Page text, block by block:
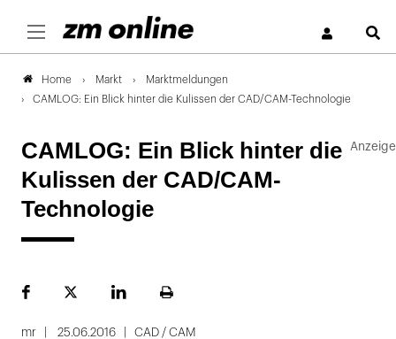
Home Markt
Marktmeldungen
CAMLOG: Ein Blick hinter die Kulissen der CAD/CAM-Technologie
CAMLOG: Ein Blick hinter die
Kulissen der CAD/CAM-
Technologie
FacebookPlattformLinekdInSeite
mr 25.06.2016 CAD / CAM